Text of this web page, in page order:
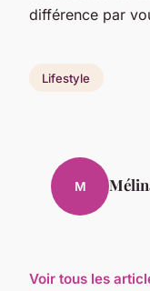
différence par
Lifestyle
M
Voir tous les